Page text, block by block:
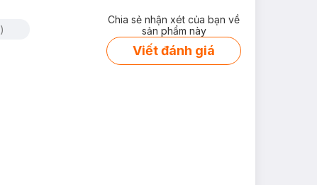
)
Chia sẻ nhận xét của bạn về
sản phẩm này
Viết đánh giá